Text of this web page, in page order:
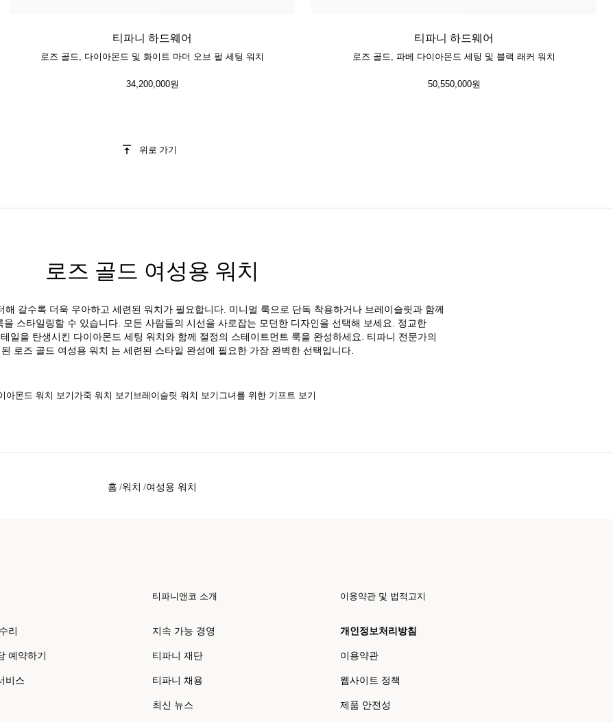
티파니 하드웨어
로즈 골드, 다이아몬드 및 화이트 마더 오브 펄 세팅 워치
34,200,000원
티파니 하드웨어
로즈 골드, 파베 다이아몬드 세팅 및 블랙 래커 워치
50,550,000원
위로 가기
로즈 골드 여성용 워치
갈수록 더욱 우아하고 세련된 워치가 필요합니다. 미니멀 룩으로 단독 착용하거나 브레이슬릿과 함께
스타일링할 수 있습니다. 모든 사람들의 시선을 사로잡는 모던한 디자인을 선택해 보세요. 정교한
일을 탄생시킨 다이아몬드 세팅 워치와 함께 절정의 스테이트먼트 룩을 완성하세요. 티파니 전문가의
로즈 골드 여성용 워치 는 세련된 스타일 완성에 필요한 가장 완벽한 선택입니다.
아몬드 워치 보기가죽 워치 보기브레이슬릿 워치 보기그녀를 위한 기프트 보기
홈 워치 여성용 워치
리
예약하기
비스
티파니앤코 소개
지속 가능 경영
티파니 재단
티파니 채용
최신 뉴스
이용약관 및 법적고지
개인정보처리방침
이용약관
웹사이트 정책
제품 안전성